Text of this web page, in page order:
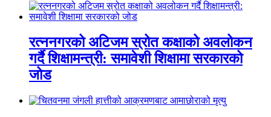
रत्ननगरको अटिजम स्रोत कक्षाको अवलोकन
गर्दै शिक्षामन्त्री: समावेशी शिक्षामा सरकारको
जोड